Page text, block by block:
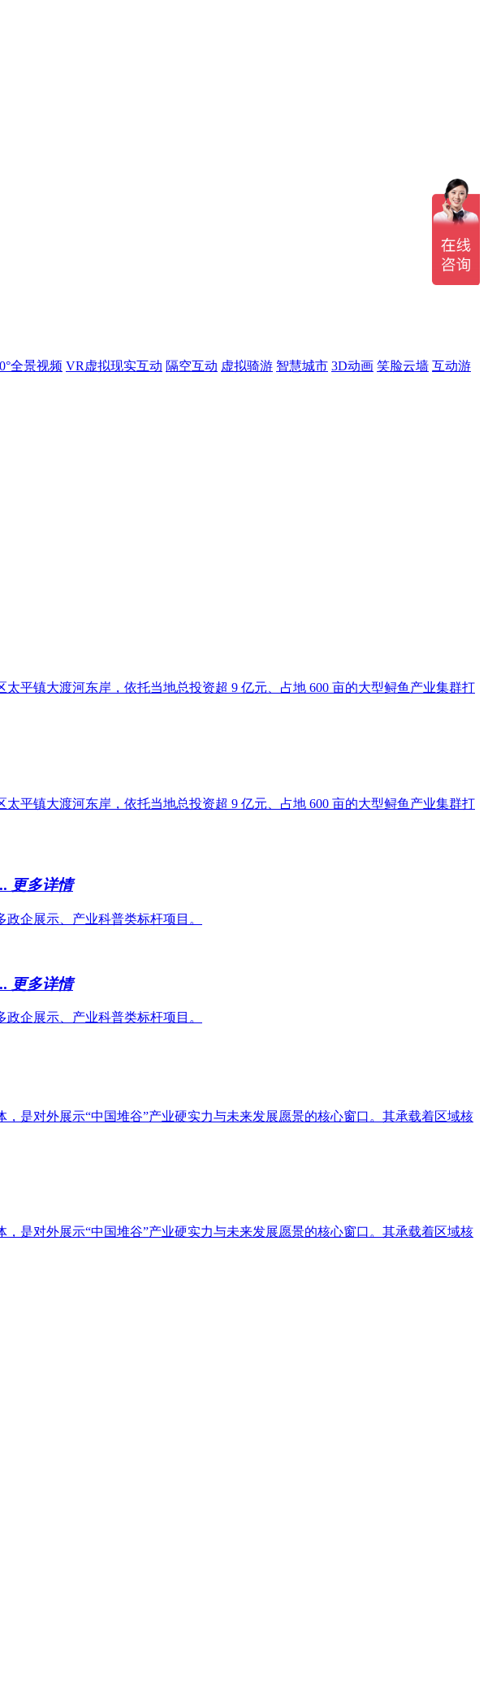
全景视频 VR虚拟现实互动 隔空互动 虚拟骑游 智慧城市 3D动画 笑脸云墙 互动游
平镇大渡河东岸，依托当地总投资超 9 亿元、占地 600 亩的大型鲟鱼产业集群打
平镇大渡河东岸，依托当地总投资超 9 亿元、占地 600 亩的大型鲟鱼产业集群打
更多详情
企展示、产业科普类标杆项目。
更多详情
企展示、产业科普类标杆项目。
是对外展示“中国堆谷”产业硬实力与未来发展愿景的核心窗口。其承载着区域核
是对外展示“中国堆谷”产业硬实力与未来发展愿景的核心窗口。其承载着区域核